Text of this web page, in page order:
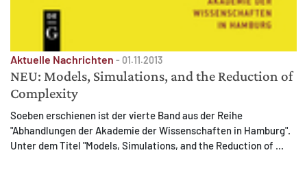
Aktuelle Nachrichten - 01.11.2013
NEU: Models, Simulations, and the Reduction of
Complexity
Soeben erschienen ist der vierte Band aus der Reihe
"Abhandlungen der Akademie der Wissenschaften in Hamburg".
Unter dem Titel "Models, Simulations, and the Reduction of ...